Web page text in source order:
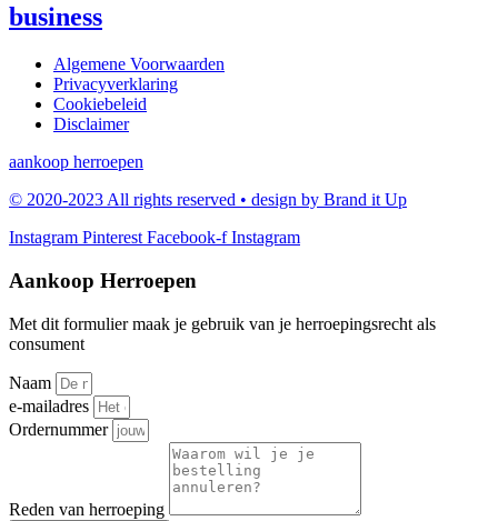
business
Algemene Voorwaarden
Privacyverklaring
Cookiebeleid
Disclaimer
aankoop herroepen
© 2020-2023 All rights reserved • design by Brand it Up
Instagram Pinterest Facebook-f Instagram
Aankoop Herroepen
Met dit formulier maak je gebruik van je herroepingsrecht als
consument
Naam
e-mailadres
Ordernummer
Reden van herroeping